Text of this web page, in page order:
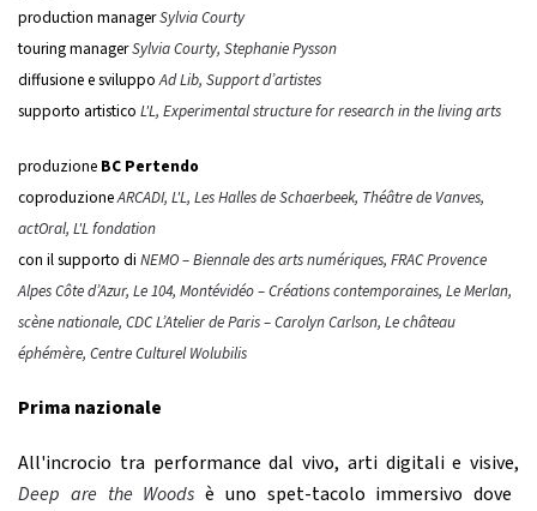
production managerSylvia Courty
touring managerSylvia Courty, Stephanie Pysson
diffusione e sviluppoAd Lib, Support d’artistes
supporto artistico L'L, Experimental structure for research in the living arts
produzione BC Pertendo
coproduzioneARCADI, L'L, Les Halles de Schaerbeek, Théâtre de Vanves,
actOral, L'L fondation
con il supporto di NEMO – Biennale des arts numériques, FRAC Provence
Alpes Côte d’Azur, Le 104, Montévidéo – Créations contemporaines, Le Merlan,
scène nationale, CDC L’Atelier de Paris – Carolyn Carlson, Le château
éphémère, Centre Culturel Wolubilis
Prima nazionale
All'incrocio tra performance dal vivo, arti digitali e visive,
Deep are the Woods è uno spet-tacolo immersivo dove